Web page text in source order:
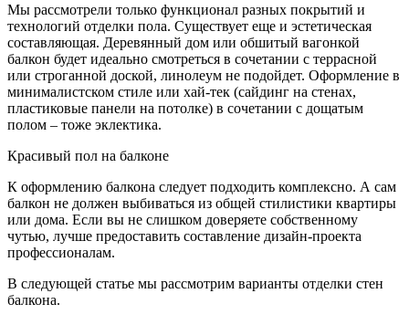
Мы рассмотрели только функционал разных покрытий и
технологий отделки пола. Существует еще и эстетическая
составляющая. Деревянный дом или обшитый вагонкой
балкон будет идеально смотреться в сочетании с террасной
или строганной доской, линолеум не подойдет. Оформление в
минималистском стиле или хай-тек (сайдинг на стенах,
пластиковые панели на потолке) в сочетании с дощатым
полом – тоже эклектика.
Красивый пол на балконе
К оформлению балкона следует подходить комплексно. А сам
балкон не должен выбиваться из общей стилистики квартиры
или дома. Если вы не слишком доверяете собственному
чутью, лучше предоставить составление дизайн-проекта
профессионалам.
В следующей статье мы рассмотрим варианты отделки стен
балкона.